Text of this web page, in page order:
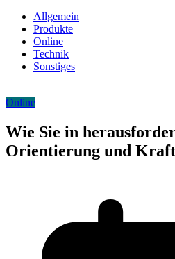
Allgemein
Produkte
Online
Technik
Sonstiges
Online
Wie Sie in
Orientierung und